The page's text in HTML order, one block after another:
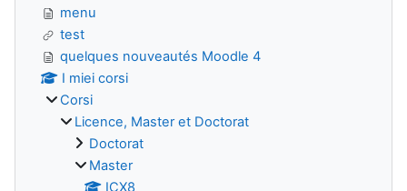
menu
test
quelques nouveautés Moodle 4
I miei corsi
Corsi
Licence, Master et Doctorat
Doctorat
Master
ICX8